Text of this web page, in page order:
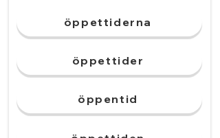
öppettiderna
öppettider
öppentid